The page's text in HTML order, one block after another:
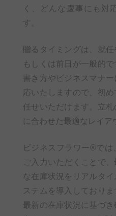
く、どんな慶事にも対
す。
贈るタイミングは、就
もしくは前日が一般的
書き方やビジネスマナ
応いたしますので、初
任せいただけます。立
に合わせた最適なレイア
ビジネスフラワー®では
ご入力いただくことで
な在庫状況をリアルタ
ステムを導入しておりま
最新の在庫状況に基づき